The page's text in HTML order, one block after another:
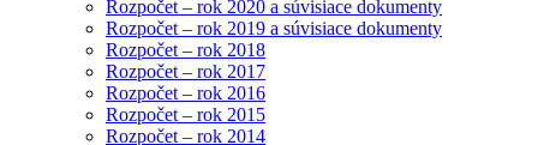
Rozpočet – rok 2020 a súvisiace dokumenty
Rozpočet – rok 2019 a súvisiace dokumenty
Rozpočet – rok 2018
Rozpočet – rok 2017
Rozpočet – rok 2016
Rozpočet – rok 2015
Rozpočet – rok 2014